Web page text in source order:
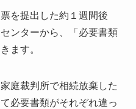
を提出した約１週間後
ンターから、
「必要書類
ます。
家庭裁判所で相続放棄した
必要書類がそれぞれ違っ